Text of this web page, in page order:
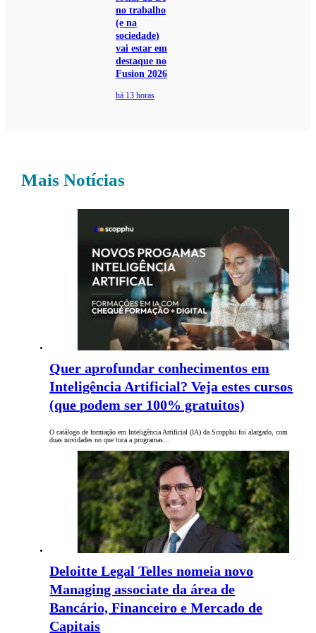
no trabalho
(e na
sociedade)
vai estar em
destaque no
Fusion 2026
há 13 horas
Mais Notícias
Quer aprofundar conhecimentos em
Inteligência Artificial? Veja estes cursos
(que podem ser 100% gratuitos)
O catálogo de formação em Inteligência Artificial (IA) da Scopphu foi alargado, com
duas novidades no que toca a programas…
Deloitte Legal Telles nomeia novo
Managing associate da área de
Bancário, Financeiro e Mercado de
Capitais